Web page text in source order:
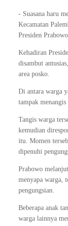
- Suasana haru
Kecamatan
Presiden
Kehadiran
disambut
area posko.
Di antara warga
tampak
Tangis warga
kemudian
itu. Momen
dipenuhi
Prabowo
menyapa warga,
pengungsian.
Beberapa anak
warga lainnya